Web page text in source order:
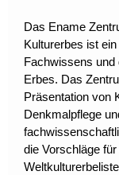
Das Ename
Kulturerbes ist
Fachwissens und
Erbes. Das
Präsentation von
Denkmalpflege
die Vorschläge